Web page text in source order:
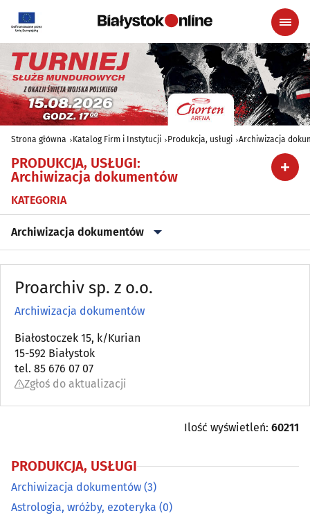
Strona główna Katalog Firm i Instytucji Produkcja, usługi Archiwizacja
PRODUKCJA, USŁUGI:
Archiwizacja dokumentów
KATEGORIA
Archiwizacja dokumentów
Archiwizacja dokumentów(3)
Astrologia, wróżby, ezoteryka
Automatyka przemysłowa
Bielizna - producenci, hurtownie
Biura matrymonialne(0)
Catering(9)
Proarchiv sp. z o.o.
Archiwizacja dokumentów
Białostoczek 15, k/Kurian
15-592 Białystok
tel. 85 676 07 07
Zgłoś do aktualizacji
Ilość wyświetleń: 60211
PRODUKCJA, USŁUGI
Archiwizacja dokumentów (3)
Astrologia, wróżby, ezoteryka (0)